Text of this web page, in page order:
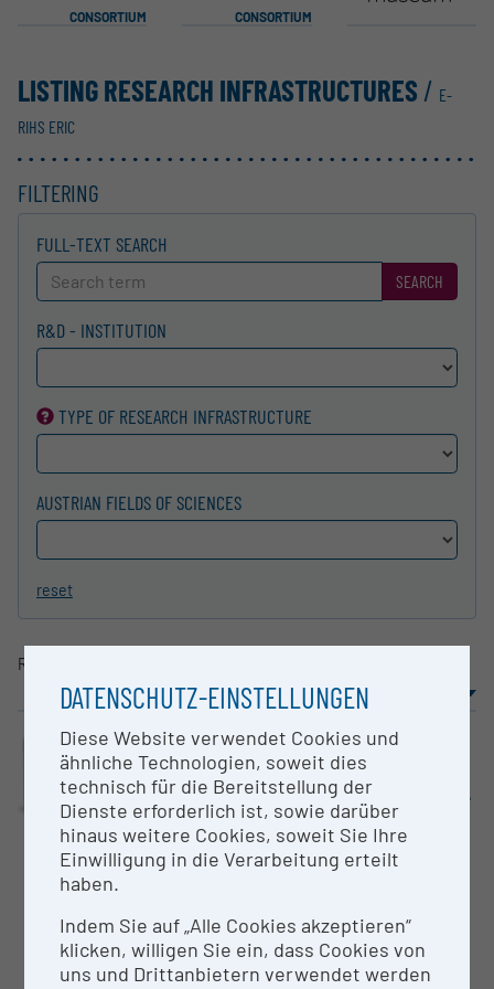
CONSORTIUM CONSORTIUM
LISTING RESEARCH INFRASTRUCTURES / E-
RIHS ERIC
FILTERING
FULL-TEXT SEARCH
SEARCH
R&D - INSTITUTION
TYPE OF RESEARCH INFRA­STRUCTURE
AUSTRIAN FIELDS OF SCIENCES
reset
Result
sorting
Results per page
Large equipment
Monitoring „DigiRI Call“
ESFRI-Research Infrastructures „E-RIHS ERIC“
Apollo Camera, Infrared reflec­tog­
raphy
Academy of Fine Arts Vienna
Limited) is a state-of-the-art
infrared camera optimised...
DATENSCHUTZ-EINSTELLUNGEN
Diese Website verwendet Cookies und
ähnliche Technologien, soweit dies
technisch für die Bereitstellung der
Dienste erforderlich ist, sowie darüber
hinaus weitere Cookies, soweit Sie Ihre
Einwilligung in die Verarbeitung erteilt
haben.
Indem Sie auf „Alle Cookies akzeptieren“
klicken, willigen Sie ein, dass Cookies von
uns und Drittanbietern verwendet werden